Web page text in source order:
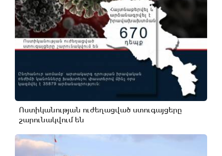
Ոստիկանության ուժեղացված ստուգայցերը
շարունակվում են